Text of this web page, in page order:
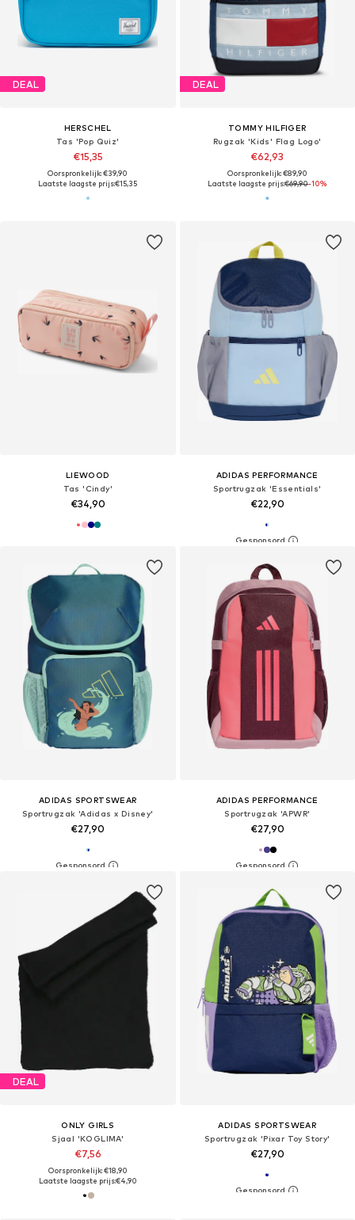
DEAL
HERSCHEL
Tas 'Pop Quiz'
€15,35
Oorspronkelijk: €39,90
Laatste laagste prijs:€15,35
DEAL
TOMMY HILFIGER
Rugzak 'Kids' Flag Logo'
€62,93
Oorspronkelijk: €89,90
Laatste laagste prijs:€69,90-10%
LIEWOOD
Tas 'Cindy'
€34,90
ADIDAS PERFORMANCE
Sportrugzak 'Essentials'
€22,90
ADIDAS SPORTSWEAR
Sportrugzak 'Adidas x Disney'
€27,90
ADIDAS PERFORMANCE
Sportrugzak 'APWR'
€27,90
DEAL
ONLY GIRLS
Sjaal 'KOGLIMA'
€7,56
Oorspronkelijk: €18,90
Laatste laagste prijs:€4,90
ADIDAS SPORTSWEAR
Sportrugzak 'Pixar Toy Story'
€27,90